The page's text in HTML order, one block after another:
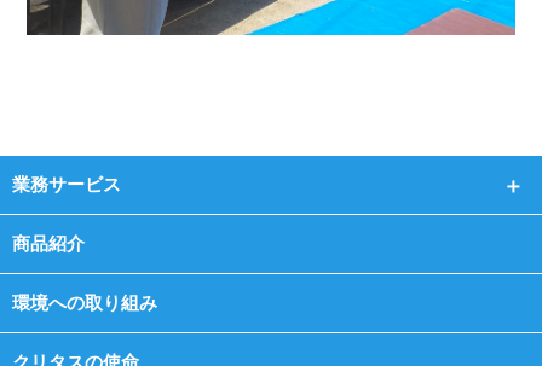
業務サービス
商品紹介
環境への取り組み
クリタスの使命